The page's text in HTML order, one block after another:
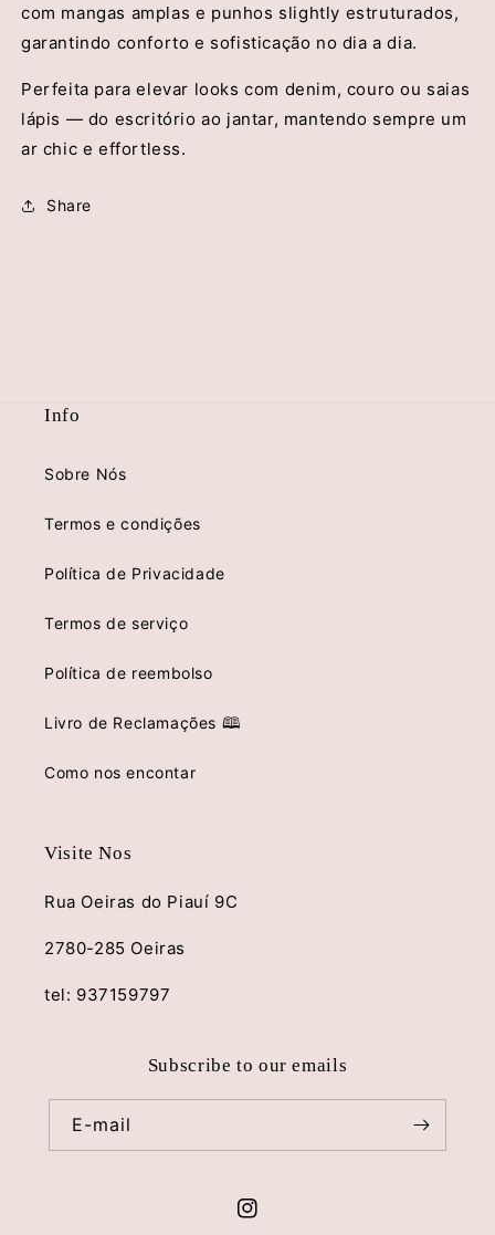
com mangas amplas e punhos slightly estruturados,
garantindo conforto e sofisticação no dia a dia.
Perfeita para elevar looks com denim, couro ou saias
lápis — do escritório ao jantar, mantendo sempre um
ar chic e effortless.
Share
Info
Sobre Nós
Termos e condições
Política de Privacidade
Termos de serviço
Política de reembolso
Livro de Reclamações 🕮
Como nos encontar
Visite Nos
Rua Oeiras do Piauí 9C
2780-285 Oeiras
tel: 937159797
Subscribe to our emails
E-mail
Instagram